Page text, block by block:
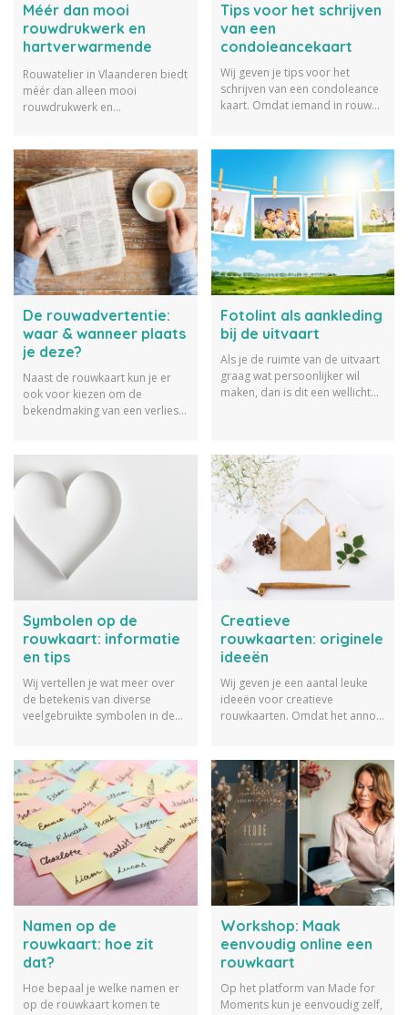
Méér dan mooi
rouwdrukwerk en
hartverwarmende
koesterattenties
Rouwatelier in Vlaanderen biedt
méér dan alleen mooi
rouwdrukwerk en
Savat vertelt ons meer over hun
producten, diensten en missie.
Tips voor het schrijven
van een
condoleancekaart
Wij geven je tips voor het
schrijven van een condoleance
kaart. Omdat iemand in rouw
De rouwadvertentie:
waar & wanneer plaats
je deze?
Naast de rouwkaart kun je er
ook voor kiezen om de
bekendmaking van een verlies
& hoe doe je dit eigenlijk?
Fotolint als aankleding
bij de uitvaart
Als je de ruimte van de uitvaart
graag wat persoonlijker wil
maken, dan is dit een wellicht
Symbolen op de
rouwkaart: informatie
en tips
Wij vertellen je wat meer over
de betekenis van diverse
veelgebruikte symbolen in de
gebruiken.
Creatieve
rouwkaarten: originele
ideeën
Wij geven je een aantal leuke
ideeën voor creatieve
rouwkaarten. Omdat het anno
Namen op de
rouwkaart: hoe zit
dat?
Hoe bepaal je welke namen er
op de rouwkaart komen te
Workshop: Maak
eenvoudig online een
rouwkaart
Op het platform van Made for
Moments kun je eenvoudig zelf,